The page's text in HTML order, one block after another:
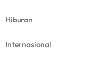
Hiburan
Internasional